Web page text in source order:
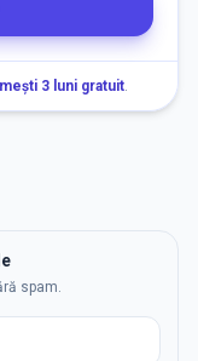
3 luni gratuit.
spam.